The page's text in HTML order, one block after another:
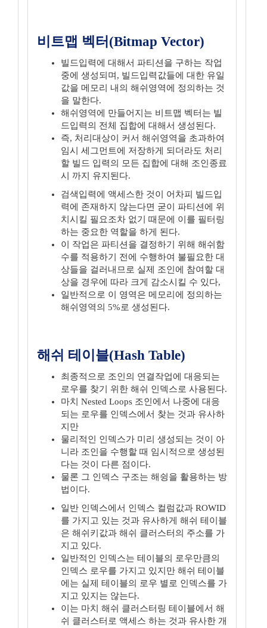
비트맵 벡터(Bitmap Vector)
빌드입력에 대해서 파티션을 구하는 작업
중에 생성되며, 빌드입력값들에 대한 유일
값을 메모리 내의 해쉬영역에 정의하는 것
을 말한다.
해쉬영역에 만들어지는 비트맵 벡터는 빌
드입력의 전체 집합에 대해서 생성된다.
즉, 처리대상이 커서 해쉬영역을 초과하여
임시 세그먼트에 저장하게 되더라도 처리
할 빌드 입력의 모든 집합에 대해 조인종료
시 까지 유지된다.
검색입력에 액세스한 것이 어차피 빌드입
력에 존재하지 않는다면 굳이 파티션에 위
치시킬 필요조차 없기 때문에 이를 필터링
하는 중요한 역할을 하게 된다.
이 작업은 파티션을 결정하기 위해 해쉬함
수를 적용하기 전에 수행하여 불필요한 대
상들을 걸러내므로 실제 조인에 참여할 대
상을 경우에 따라 크게 감소시킬 수 있다,
일반적으로 이 영역은 메모리에 정의하는
해쉬영역의 5%로 생성된다.
해쉬 테이블(Hash Table)
최종적으로 조인의 연결작업에 대응되는
로우를 찾기 위한 해쉬 인덱스로 사용된다.
마치 Nested Loops 조인에서 나중에 대응
되는 로우를 인덱스에서 찾는 것과 유사하
지만
물리적인 인덱스가 미리 생성되는 것이 아
니라 조인을 수행할 때 임시적으로 생성된
다는 것이 다른 점이다.
물론 그 인덱스 구조는 해슁을 활용하는 방
법이다.
일반 인덱스에서 인덱스 컬럼값과 ROWID
를 가지고 있는 것과 유사하게 해쉬 테이블
은 해쉬키값과 해쉬 클러스터의 주소를 가
지고 있다.
일반적인 인덱스는 테이블의 로우만큼의
인덱스 로우를 가지고 있지만 해쉬 테이블
에는 실제 테이블의 로우 별로 인덱스를 가
지고 있지는 않는다.
이는 마치 해쉬 클러스터링 테이블에서 해
쉬 클러스터로 액세스 하는 것과 유사한 개